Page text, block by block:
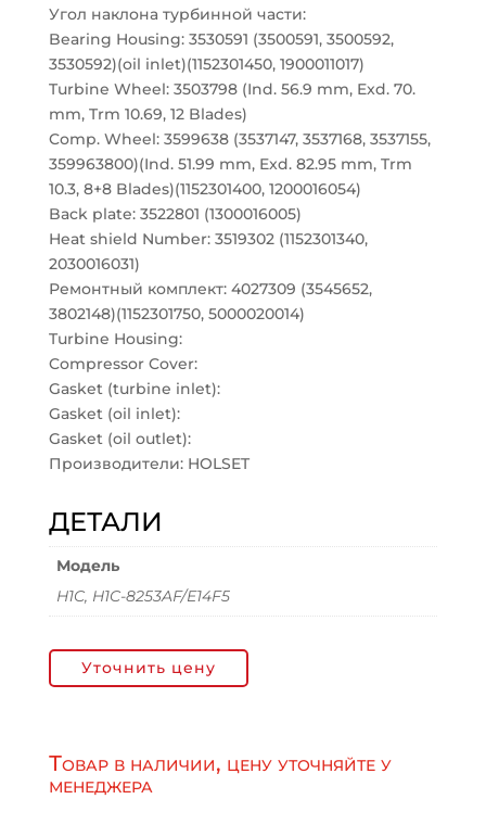
Угол наклона турбинной части:
Bearing Housing: 3530591 (3500591, 3500592,
3530592)(oil inlet)(1152301450, 1900011017)
Turbine Wheel: 3503798 (Ind. 56.9 mm, Exd. 70.
mm, Trm 10.69, 12 Blades)
Comp. Wheel: 3599638 (3537147, 3537168, 3537155,
359963800)(Ind. 51.99 mm, Exd. 82.95 mm, Trm
10.3, 8+8 Blades)(1152301400, 1200016054)
Back plate: 3522801 (1300016005)
Heat shield Number: 3519302 (1152301340,
2030016031)
Ремонтный комплект: 4027309 (3545652,
3802148)(1152301750, 5000020014)
Turbine Housing:
Compressor Cover:
Gasket (turbine inlet):
Gasket (oil inlet):
Gasket (oil outlet):
Производители: HOLSET
ДЕТАЛИ
Модель
H1C, H1C-8253AF/E14F5
Уточнить цену
Товар в наличии, цену уточняйте у
менеджера